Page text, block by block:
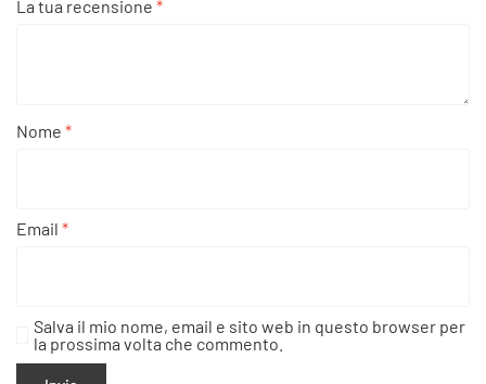
La tua recensione *
Nome *
Email *
Salva il mio nome, email e sito web in questo browser per
la prossima volta che commento.